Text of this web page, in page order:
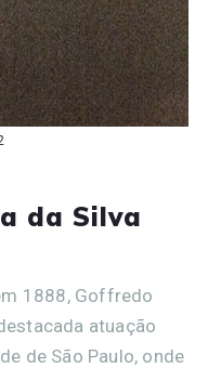
da Silva
1888, Goffredo
atuação
de São Paulo, onde